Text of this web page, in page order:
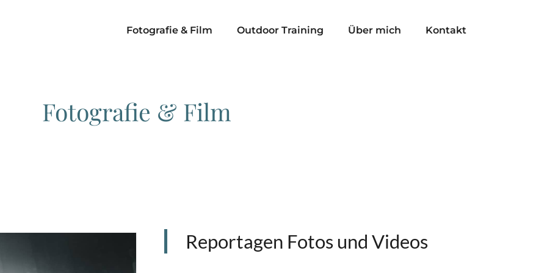
Fotografie & Film Outdoor Training Über mich Kontakt
Fotografie & Film
Reportagen Fotos und Videos